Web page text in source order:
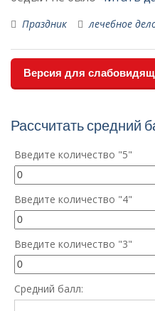
Праздник лечебное
Версия для
Рассчитать средний
Введите количество "5"
Введите количество "4"
Введите количество "3"
Средний балл: